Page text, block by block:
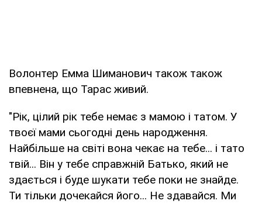
Волонтер Емма Шиманович також також
впевнена, що Тарас живий.
"Рік, цілий рік тебе немає з мамою і татом. У
твоєї мами сьогодні день народження.
Найбільше на світі вона чекає на тебе... і тато
твій... Він у тебе справжній Батько, який не
здається і буде шукати тебе поки не знайде.
Ти тільки дочекайся його... Не здавайся. Ми